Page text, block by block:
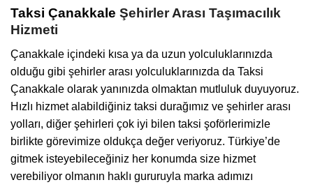
Taksi Çanakkale Şehirler Arası Taşımacılık
Hizmeti
Çanakkale içindeki kısa ya da uzun yolculuklarınızda
olduğu gibi şehirler arası yolculuklarınızda da Taksi
Çanakkale olarak yanınızda olmaktan mutluluk duyuyoruz.
Hızlı hizmet alabildiğiniz taksi durağımız ve şehirler arası
yolları, diğer şehirleri çok iyi bilen taksi şoförlerimizle
birlikte görevimize oldukça değer veriyoruz. Türkiye’de
gitmek isteyebileceğiniz her konumda size hizmet
verebiliyor olmanın haklı gururuyla marka adımızı